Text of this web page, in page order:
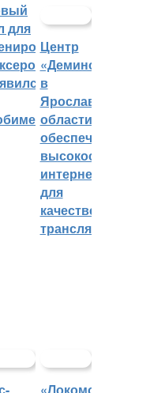
для
Центр
«Демино»
в
Ярославской
области
обеспечивают
интернетом
для
качественных
трансляций